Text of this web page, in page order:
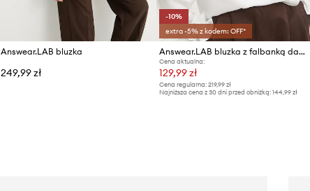
Answear.LAB bluzka
249,99 zł
-10%
extra -5% z kodem: OFF*
Answear.LAB bluzka z falbanką damska z wiskozy
Cena aktualna:
129,99 zł
Cena regularna: 219,99 zł
Najniższa cena z 30 dni przed obniżką: 144,99 zł